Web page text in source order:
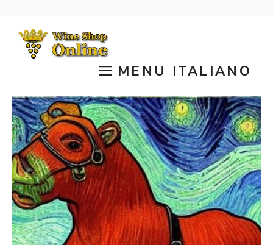
contenuto
MENU ITALIANO